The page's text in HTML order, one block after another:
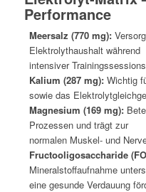
Performance
Meersalz (770 mg):
Elektrolythaushalt während
intensiver
Kalium (287 mg):Wichtig
sowie das
Magnesium (169 mg):
Prozessen und trägt zur
normalen Muskel- und
Fructooligosaccharide
Mineralstoffaufnahme
eine gesunde Verdauung